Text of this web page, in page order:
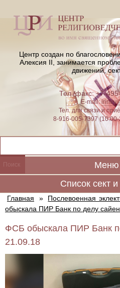
Центр создан по
Алексия II, занимается
движений,
Тел./факс: +7-
E-mail:
Тел. для связи и
8-916-005-7397
Меню
Cписок сект и
Главная » Послевоенная
обыскала ПИР Банк по делу
ФСБ обыскала ПИР Банк
21.09.18